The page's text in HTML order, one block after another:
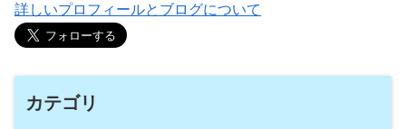
詳しいプロフィールとブログについて
カテゴリ